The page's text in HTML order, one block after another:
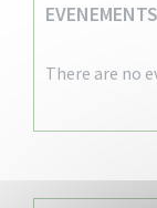
There are no